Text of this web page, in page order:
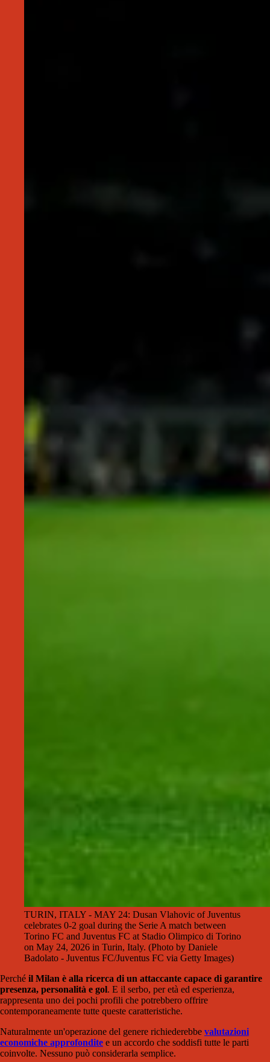
TURIN, ITALY - MAY 24: Dusan Vlahovic of Juventus
celebrates 0-2 goal during the Serie A match between
Torino FC and Juventus FC at Stadio Olimpico di Torino
on May 24, 2026 in Turin, Italy. (Photo by Daniele
Badolato - Juventus FC/Juventus FC via Getty Images)
Perché il Milan è alla ricerca di un attaccante capace di garantire
presenza, personalità e gol. E il serbo, per età ed esperienza,
rappresenta uno dei pochi profili che potrebbero offrire
contemporaneamente tutte queste caratteristiche.
Naturalmente un'operazione del genere richiederebbe valutazioni
economiche approfondite e un accordo che soddisfi tutte le parti
coinvolte. Nessuno può considerarla semplice.